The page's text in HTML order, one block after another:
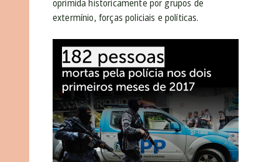
oprimida historicamente por grupos de
extermínio, forças policiais e políticas.